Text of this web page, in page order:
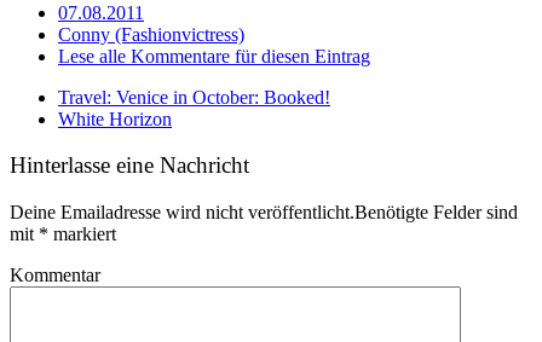
07.08.2011
Conny (Fashionvictress)
Lese alle Kommentare für diesen Eintrag
Travel: Venice in October: Booked!
White Horizon
Hinterlasse eine Nachricht
Deine Emailadresse wird nicht veröffentlicht.Benötigte Felder sind
mit * markiert
Kommentar